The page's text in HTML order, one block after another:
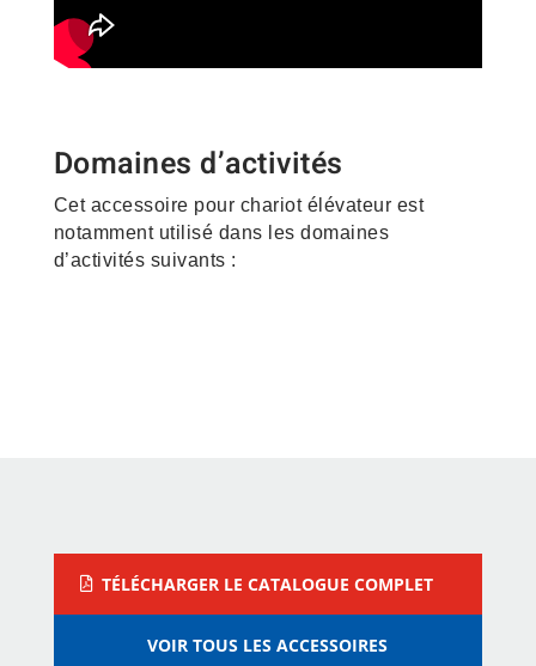
Domaines d’activités
Cet accessoire pour chariot élévateur est
notamment utilisé dans les domaines
d’activités suivants :
TÉLÉCHARGER LE CATALOGUE COMPLET
VOIR TOUS LES ACCESSOIRES